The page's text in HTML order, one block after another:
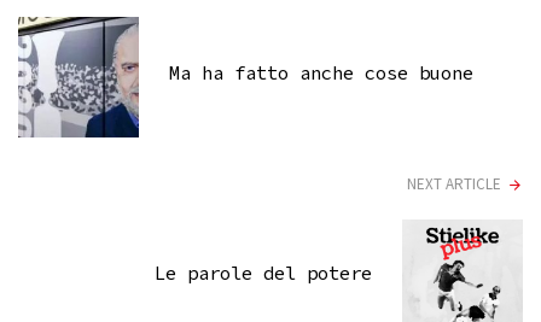
Ma ha fatto anche cose buone
NEXT ARTICLE
Le parole del potere